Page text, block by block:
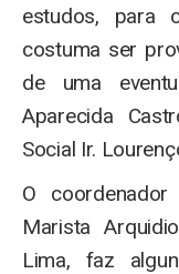
estudos, para
costuma ser
de uma
Aparecida
Social Ir.
O
Marista
Lima, faz